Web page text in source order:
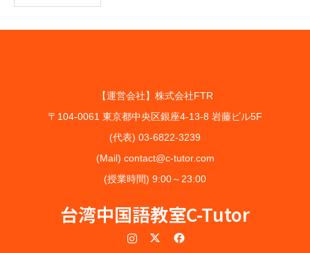
【運営会社】株式会社FTR
〒104-0061 東京都中央区銀座4-13-8 岩藤ビル5F
(代表) 03-6822-3239
(Mail) contact@c-tutor.com
(授業時間) 9:00～23:00
台湾中国語教室C-Tutor